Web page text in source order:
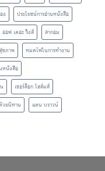
ง
ประโยชน์การอ่านหนังสือ
ออฟ เดอะ ริงส์
ลากอม
สุขภาพ
หมดไฟในการทำงาน
หนังสือ
เชอร์ล็อก โฮล์มส์
วยนิทาน
แดน บราวน์